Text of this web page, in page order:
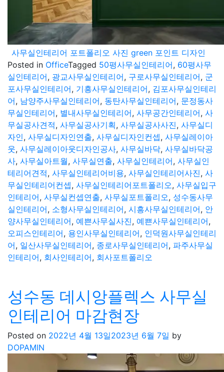
사무실인테리어 포트폴리오 사진 green 포인트 디자인
Posted in OfficeTagged 50평사무실인테리어, 60평사무
실인테리어, 광교사무실인테리어, 구로사무실인테리어, 군
포사무실인테리어, 기흥사무실인테리어, 김포사무실인테리
어, 남양주사무실인테리어, 동탄사무실인테리어, 문정동사
무실인테리어, 별내사무실인테리어, 사무공간인테리어, 사
무실공사견적, 사무실공사기획, 사무실공사사진, 사무실디
자인, 사무실디자인연출, 사무실디자인컨셉, 사무실레이아
웃, 사무실레이아웃디자인공사, 사무실바닥, 사무실바닥공
사, 사무실아트월, 사무실연출, 사무실인테리어, 사무실인
테리어견적, 사무실인테리어비용, 사무실인테리어사진, 사
무실인테리어컨셉, 사무실인테리어포트폴리오, 사무실입구
인테리어, 사무실컨셉연출, 사무실포트폴리오, 성수동사무
실인테리어, 소형사무실인테리어, 시흥사무실인테리어, 안
양사무실인테리어, 예쁜사무실사진, 예쁜사무실인테리어,
오피스인테리어, 용인사무실인테리어, 인덕원사무실인테리
어, 일산사무실인테리어, 종로사무실인테리어, 파주사무실
인테리어, 회사인테리어, 회사포트폴리오
성수동 데시앙플렉스 사무실
인테리어 마감현장
Posted on 2022년 4월 13일2023년 6월 7일 by
DOPAMIN